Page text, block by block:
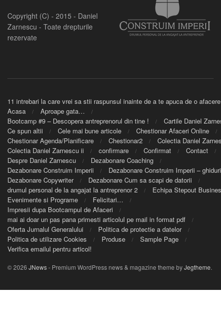
Copyright (C) - 2015 - Daniel
Zarnescu - Toate drepturile
rezervate
11 intrebari la care vrei sa stii raspunsul inainte de a te apuca de o
Acasa
Aproape gata…
Bootcamp #9 – Descopera antreprenorul din tine !
Cartile Daniel
Ce spun altii
Cele mai bune articole
Chestionar Afaceri Online
Chestionar Agenda/Planificare
Chestionar2
Colectia Daniel
Colectia Daniel Zarnescu ii
confirmare Confirmat
Contact
Despre Daniel Zarnescu
Dezabonare Coaching
Dezabonare Construim Imperii
Dezabonare Construim Imperii – ghiduri
Dezabonare Copywriter
Dezabonare Cum sa scapi de datorii
drumul personal de la angajat la antreprenor 2
Echipa Stepout
Evenimente si Programe
Felicitari…
Impresii dupa Bootcampul de Afaceri
mai ai doar un pas pana primesti articolul pe mail in format pdf
Oferta Jurnalul Generalului
Politica de protectie a datelor
Politica de utilizare Cookies
Produse
Sample Page
Verifica emailul pentru articol!
© 2026 JNews- Premium WordPress news & magazine theme byJegtheme.